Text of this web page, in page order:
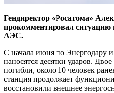
Гендиректор «Росатома»
прокомментировал ситуацию
АЭС.
С начала июня по Энергодару
наносятся десятки ударов.
погибли, около 10 человек
станция продолжает
восстановили внешнее